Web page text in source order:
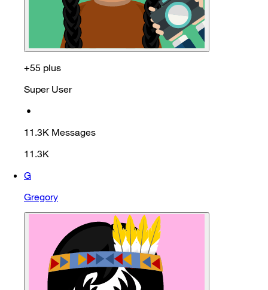
+55 plus
Super User
•
11.3K Messages
11.3K
G
Gregory